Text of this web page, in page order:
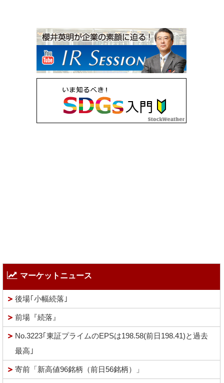
マーケットニュース
後場｢小幅続落｣
前場『続落』
No.3223｢東証プライムのEPSは198.58(前日198.41)と過去
最高｣
寄前「新高値96銘柄（前日56銘柄）」